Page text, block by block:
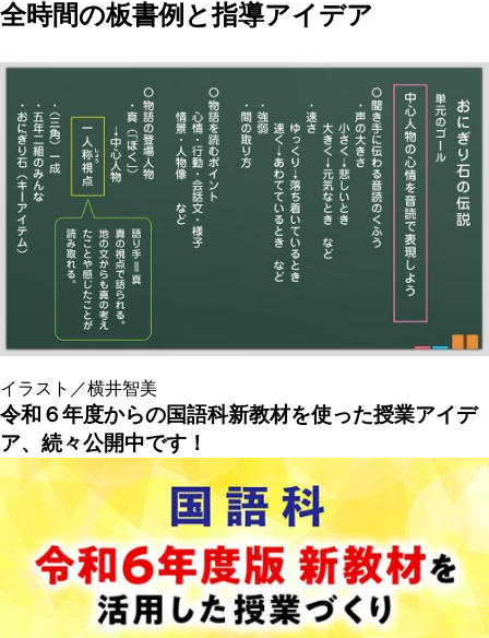
全時間の板書例と指導アイデア
イラスト／横井智美
令和６年度からの国語科新教材を使った授業アイデ
ア、続々公開中です！